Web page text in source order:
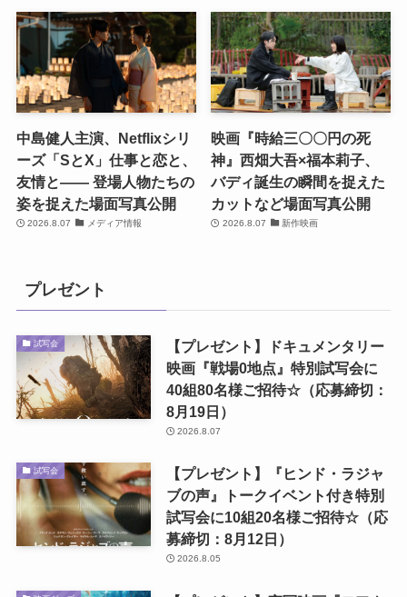
中島健人主演、Netflixシリ
ーズ「SとX」仕事と恋と、
友情と―― 登場人物たちの
姿を捉えた場面写真公開
2026.8.07 メディア情報
映画『時給三〇〇円の死
神』西畑大吾×福本莉子、
バディ誕生の瞬間を捉えた
カットなど場面写真公開
2026.8.07 新作映画
プレゼント
試写会
【プレゼント】ドキュメンタリー
映画『戦場0地点』特別試写会に
40組80名様ご招待☆（応募締切：
8月19日）
2026.8.07
試写会
【プレゼント】『ヒンド・ラジャ
ブの声』トークイベント付き特別
試写会に10組20名様ご招待☆（応
募締切：8月12日）
2026.8.05